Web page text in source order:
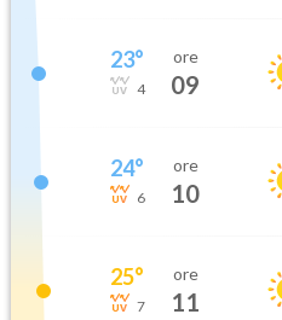
23°
4
ore
09
24°
6
ore
10
25°
7
ore
11